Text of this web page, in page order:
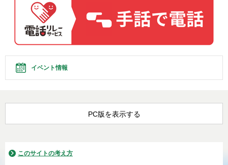
イベント情報
PC版を表示する
このサイトの考え方